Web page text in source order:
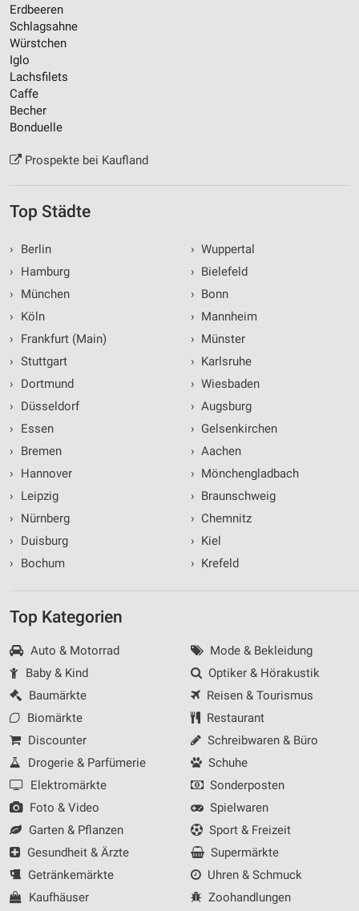
Erdbeeren
Schlagsahne
Würstchen
Iglo
Lachsfilets
Caffe
Becher
Bonduelle
Prospekte bei Kaufland
Top Städte
›
Berlin
›
Hamburg
›
München
›
Köln
›
Frankfurt (Main)
› Stuttgart
›
Dortmund
›
Düsseldorf
›
Essen
›
Bremen
›
Hannover
›
Leipzig
›
Nürnberg
›
Duisburg
›
Bochum
› Wuppertal
› Bielefeld
› Bonn
› Mannheim
› Münster
› Karlsruhe
› Wiesbaden
› Augsburg
› Gelsenkirchen
› Aachen
› Mönchengladbach
› Braunschweig
› Chemnitz
› Kiel
› Krefeld
Top Kategorien
Auto & Motorrad
Baby & Kind
Baumärkte
Biomärkte
Discounter
Drogerie & Parfümerie
Elektromärkte
Foto & Video
Garten & Pflanzen
Gesundheit & Ärzte
Getränkemärkte
Kaufhäuser
Mode & Bekleidung
Optiker & Hörakustik
Reisen & Tourismus
Restaurant
Schreibwaren & Büro
Schuhe
Sonderposten
Spielwaren
Sport & Freizeit
Supermärkte
Uhren & Schmuck
Zoohandlungen